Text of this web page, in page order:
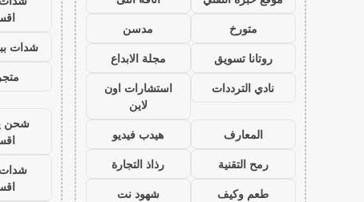
متورخ
مدسن
روتانا تسويق
مجلة الابداع
نادي الترددات
استشارات اون
لاين
المعارف
هيدب فيديو
رمح التقنية
رذاذ التجارة
طعم وكيف
شهود نت
شدات
متجر 4u
شحن